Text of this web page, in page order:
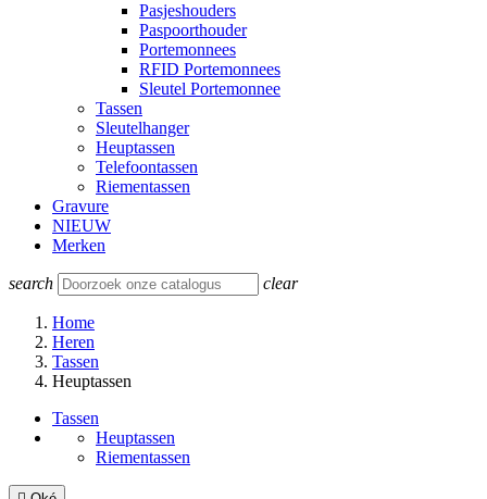
Pasjeshouders
Paspoorthouder
Portemonnees
RFID Portemonnees
Sleutel Portemonnee
Tassen
Sleutelhanger
Heuptassen
Telefoontassen
Riementassen
Gravure
NIEUW
Merken
search clear
Home
Heren
Tassen
Heuptassen
Tassen
Heuptassen
Riementassen